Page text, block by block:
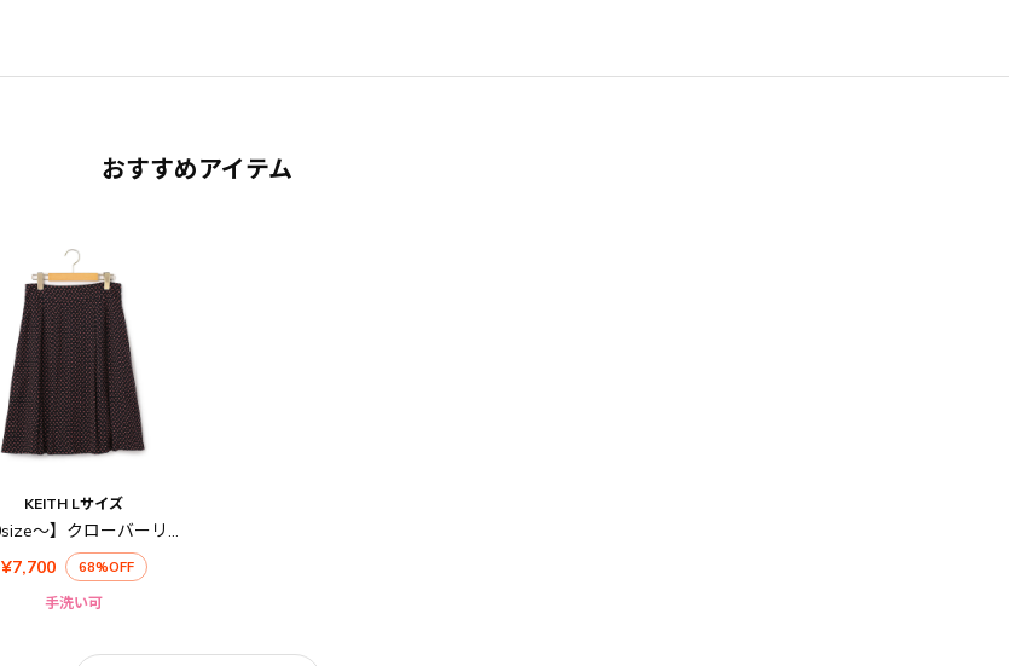
おすすめアイテム
KEITH Lサイズ
【50size～】クローバーリーフ スカート
¥7,700
68%OFF
手洗い可